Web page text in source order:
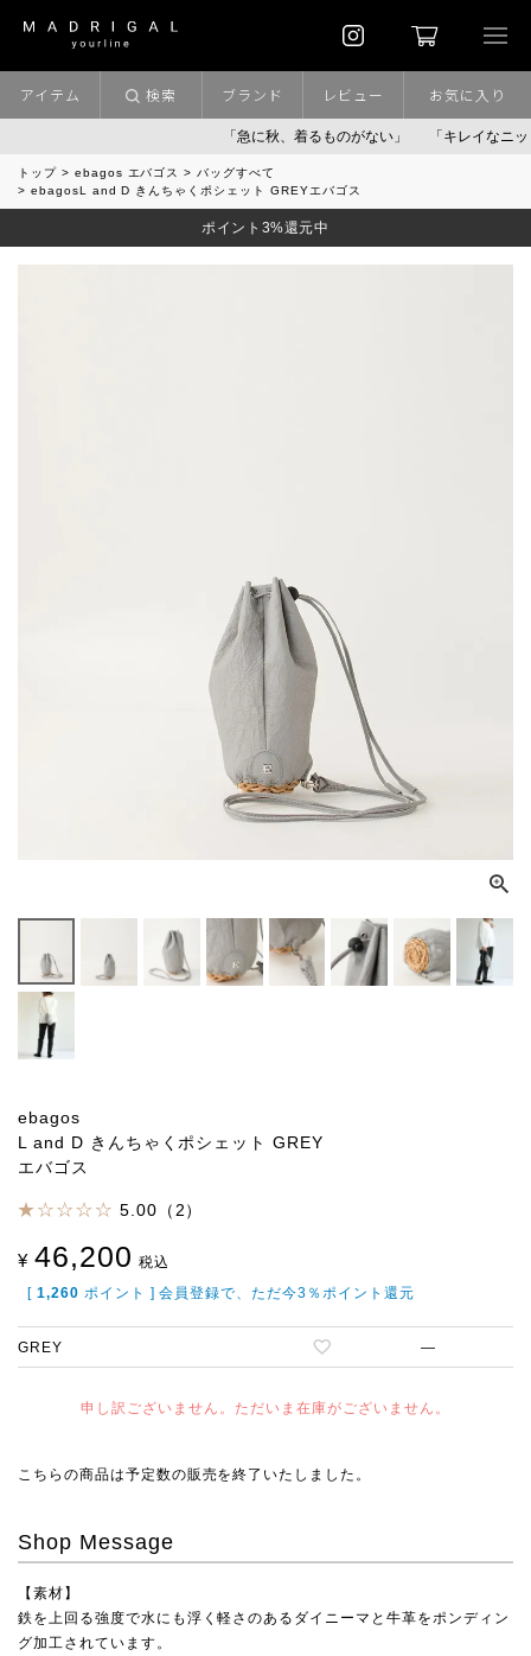
「急に秋、着るものがない」 「キレイなニット」
アイテム 検索 ブランド レビュー お気に入り
トップ ebagos エバゴス
バッグすべて
ebagosL and D きんちゃくポシェット GREYエバゴス
ポイント3%還元中
ebagos
L and D きんちゃくポシェット GREY
エバゴス
5.00（2）
¥ 46,200 税込
[ 1,260 ポイント ] 会員登録で、ただ今3％ポイント還元
GREY —
申し訳ございません。ただいま在庫がございません。
こちらの商品は予定数の販売を終了いたしました。
Shop Message
【素材】
鉄を上回る強度で水にも浮く軽さのあるダイニーマと牛革をポンディン
グ加工されています。